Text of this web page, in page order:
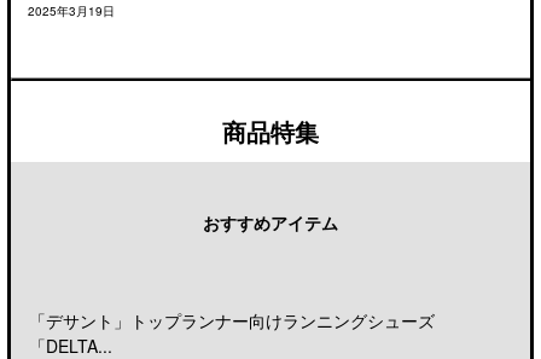
2025年3月19日
商品特集
おすすめアイテム
「デサント」トップランナー向けランニングシューズ
「DELTA...